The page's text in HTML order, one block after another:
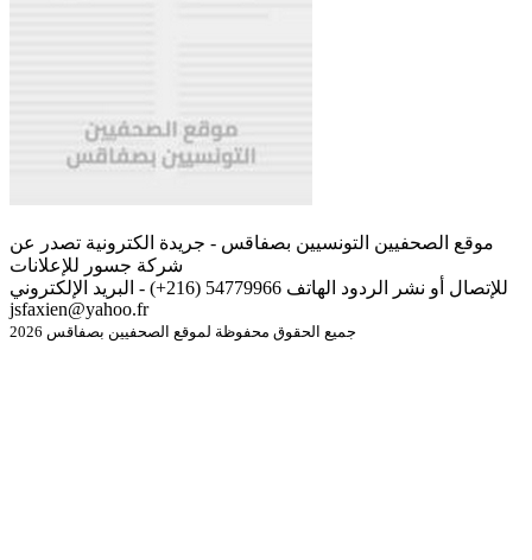
موقع الصحفيين التونسيين بصفاقس - جريدة الكترونية تصدر عن
شركة جسور للإعلانات
للإتصال أو نشر الردود الهاتف 54779966 (216+) - البريد الإلكتروني
jsfaxien@yahoo.fr
جميع الحقوق محفوظة لموقع الصحفيين بصفاقس 2026